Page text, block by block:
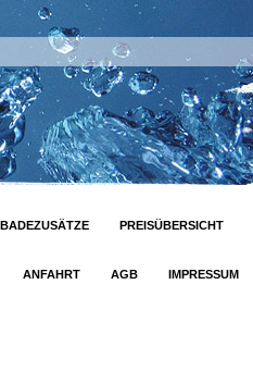
BADEZUSÄTZE PREISÜBERSICHT
ANFAHRT AGB IMPRESSUM